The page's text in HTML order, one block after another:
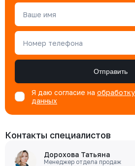
Ваше имя
Номер телефона
Отправить
Я даю согласие на
данных
Контакты специалистов
Дорохова Татьяна
Менеджер отдела продаж